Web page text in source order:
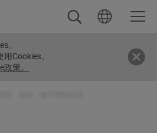
。
Cookies。
策。